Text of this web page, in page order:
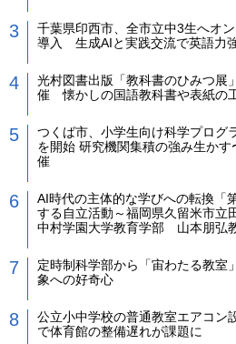
千葉県印西市、全市立中3生へオ
導入 生成AIと実践交流で英語力
光村図書出版「教科書のひみつ展
催 懐かしの国語教科書や表紙の
つくば市、小学生向け科学プログ
を開始 研究機関集積の強み生か
催
AI時代の主体的な学びへの転換
する自立活動～福岡県久留米市立
中村学園大学教育学部 山本朋弘
定時制科学部から「宙わたる教
象への好奇心
公立小中学校の普通教室エアコン
で体育館の整備遅れが課題に